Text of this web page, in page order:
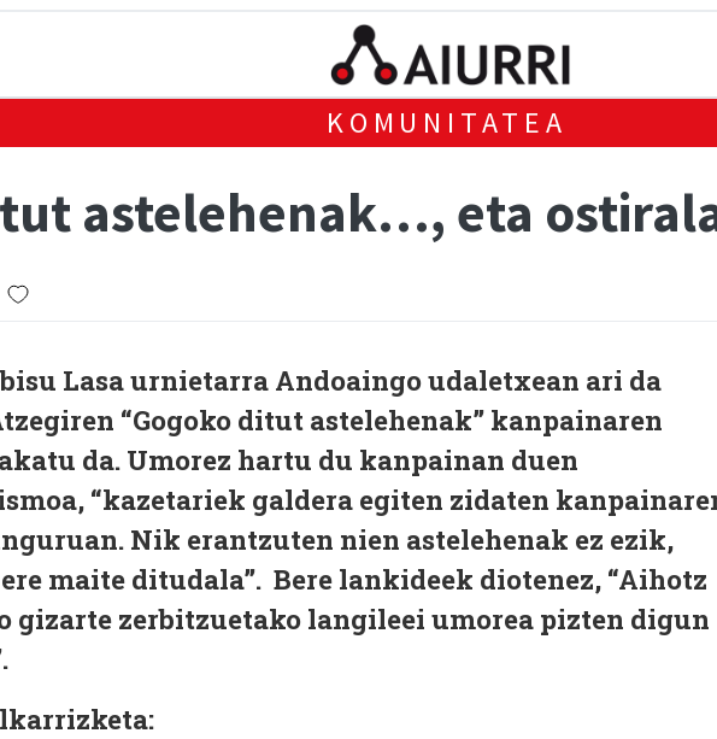
KOMUNITATEA
astelehenak…, eta
Lasa urnietarra Andoaingo udaletxean ari da
“Gogoko ditut astelehenak” kanpainaren
da. Umorez hartu du kanpainan duen
“kazetariek galdera egiten zidaten
Nik erantzuten nien astelehenak ez ezik,
maite ditudala”. Bere lankideek diotenez, “Aihotz
gizarte zerbitzuetako langileei umorea pizten digun